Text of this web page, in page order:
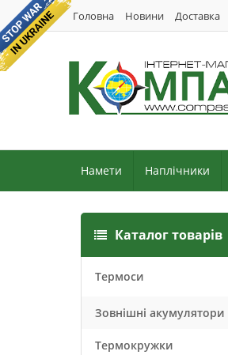
Головна Новини Доставка
Намети Наплічники
Каталог товарів
Термоси
Зовнішні акумулятори
Термокружки